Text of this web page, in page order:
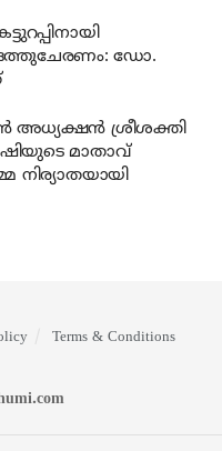
ഡോ.
അധ്യക്ഷന്‍ ശ്രീശക്തി
മാതാവ്
Terms & Conditions